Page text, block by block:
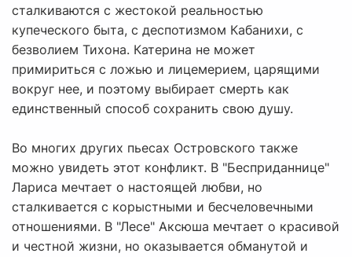
сталкиваются с жестокой реальностью
купеческого быта, с деспотизмом Кабанихи, с
безволием Тихона. Катерина не может
примириться с ложью и лицемерием, царящими
вокруг нее, и поэтому выбирает смерть как
единственный способ сохранить свою душу.
Во многих других пьесах Островского также
можно увидеть этот конфликт. В "Бесприданнице"
Лариса мечтает о настоящей любви, но
сталкивается с корыстными и бесчеловечными
отношениями. В "Лесе" Аксюша мечтает о красивой
и честной жизни, но оказывается обманутой и